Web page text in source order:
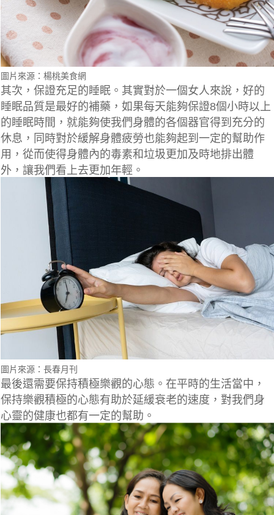
圖片來源：楊桃美食網
其次，保證充足的睡眠。其實對於一個女人來說，好的
睡眠品質是最好的補藥，如果每天能夠保證8個小時以上
的睡眠時間，就能夠使我們身體的各個器官得到充分的
休息，同時對於緩解身體疲勞也能夠起到一定的幫助作
用， 從而使得身體內的毒素和垃圾更加及時地排出體
外， 讓我們看上去更加年輕。
圖片來源：長春月刊
最後還需要保持積極樂觀的心態。在平時的生活當中，
保持樂觀積極的心態有助於延緩衰老的速度， 對我們身
心靈的健康也都有一定的幫助。